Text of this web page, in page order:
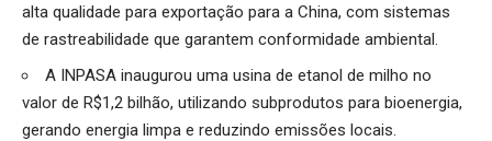
alta qualidade para exportação para a China, com sistemas
de rastreabilidade que garantem conformidade ambiental.
A INPASA inaugurou uma usina de etanol de milho no
valor de R$1,2 bilhão, utilizando subprodutos para bioenergia,
gerando energia limpa e reduzindo emissões locais.